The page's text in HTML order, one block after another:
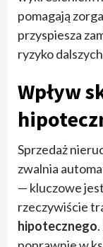
pomagają
przyspiesza
ryzyko
Wpływ
Sprzedaż
zwalnia
— kluczowe
rzeczywiście
hipotecznego